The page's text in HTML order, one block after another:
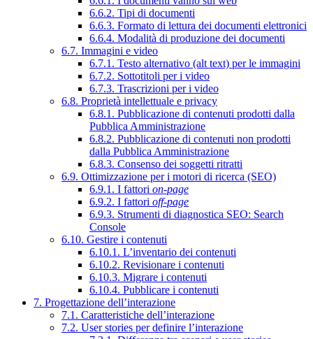
6.6.2. Tipi di documenti
6.6.3. Formato di lettura dei documenti elettronici
6.6.4. Modalità di produzione dei documenti
6.7. Immagini e video
6.7.1. Testo alternativo (alt text) per le immagini
6.7.2. Sottotitoli per i video
6.7.3. Trascrizioni per i video
6.8. Proprietà intellettuale e privacy
6.8.1. Pubblicazione di contenuti prodotti dalla
Pubblica Amministrazione
6.8.2. Pubblicazione di contenuti non prodotti
dalla Pubblica Amministrazione
6.8.3. Consenso dei soggetti ritratti
6.9. Ottimizzazione per i motori di ricerca (SEO)
6.9.1. I fattori on-page
6.9.2. I fattori off-page
6.9.3. Strumenti di diagnostica SEO: Search
Console
6.10. Gestire i contenuti
6.10.1. L’inventario dei contenuti
6.10.2. Revisionare i contenuti
6.10.3. Migrare i contenuti
6.10.4. Pubblicare i contenuti
7. Progettazione dell’interazione
7.1. Caratteristiche dell’interazione
7.2. User stories per definire l’interazione